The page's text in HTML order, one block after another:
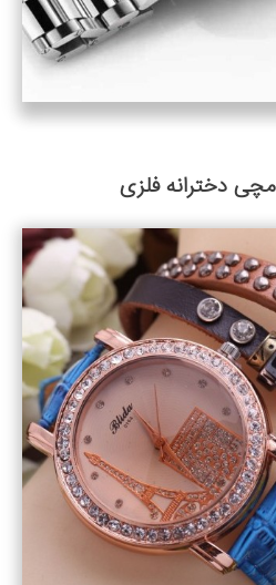
دخترانه فلزی